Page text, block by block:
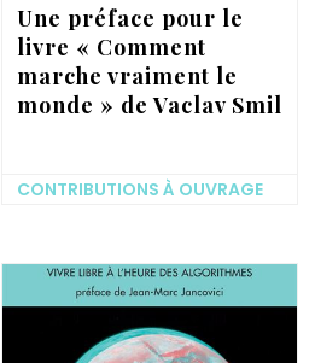
Une préface pour le
livre « Comment
marche vraiment le
monde » de Vaclav Smil
CONTRIBUTIONS À OUVRAGE